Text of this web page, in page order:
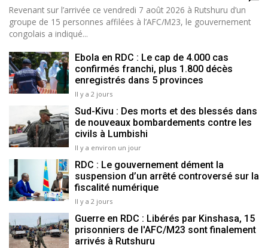
Revenant sur l’arrivée ce vendredi 7 août 2026 à Rutshuru d’un
groupe de 15 personnes affilées à l’AFC/M23, le gouvernement
congolais a indiqué...
Ebola en RDC : Le cap de 4.000 cas
confirmés franchi, plus 1.800 décès
enregistrés dans 5 provinces
Il y a 2 jours
Sud-Kivu : Des morts et des blessés dans
de nouveaux bombardements contre les
civils à Lumbishi
Il y a environ un jour
RDC : Le gouvernement dément la
suspension d’un arrêté controversé sur la
fiscalité numérique
Il y a 2 jours
Guerre en RDC : Libérés par Kinshasa, 15
prisonniers de l'AFC/M23 sont finalement
arrivés à Rutshuru